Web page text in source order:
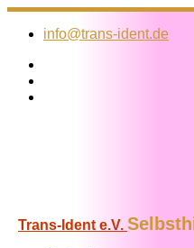
Zum
Inhalt
info@trans-ident.de
Trans-Ident e.V.